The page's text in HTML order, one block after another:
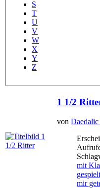
S
T
U
V
W
X
Y
Z
1 1/2
von
mit
gespielt
mir